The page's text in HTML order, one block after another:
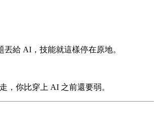
給 AI，技能就這樣停在原地。
你比穿上 AI 之前還要弱。